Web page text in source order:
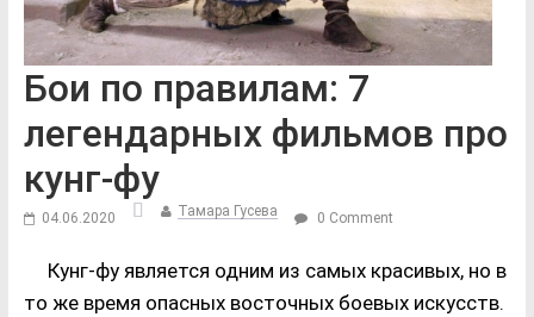
Бои по правилам: 7
легендарных фильмов про
кунг-фу
04.06.2020 Тамара Гусева 0 Comment
Кунг-фу является одним из самых красивых, но в
то же время опасных восточных боевых искусств.